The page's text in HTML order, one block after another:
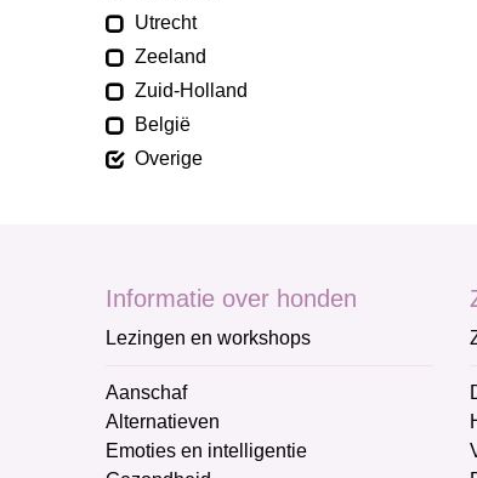
Utrecht
Zeeland
Zuid-Holland
België
Overige
Informatie over honden
Lezingen en workshops
Aanschaf
Alternatieven
Emoties en intelligentie